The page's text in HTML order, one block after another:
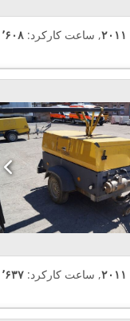
۲۰۱۱, ساعت کارکرد:
۲۰۱۱, ساعت کارکرد: